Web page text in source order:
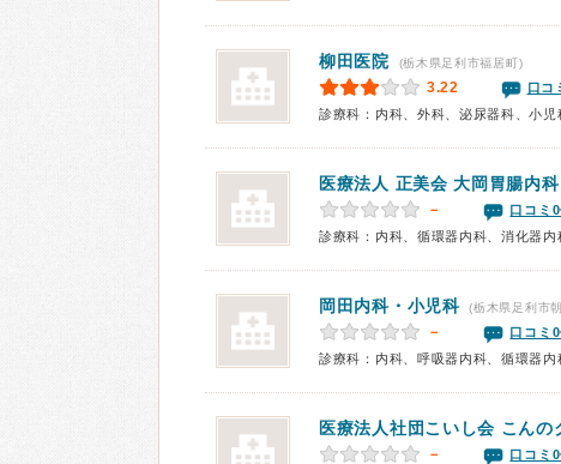
柳田医院 (栃木県足利市福居町)
3.22
口コ
診療科：内科、外科、泌尿器科、小児
医療法人 正美会 大岡胃腸内科
－
口コミ
診療科：内科、循環器内科、消化器
岡田内科・小児科 (栃木県足利市
－
口コミ
医療法人社団こいし会 こんの
－
口コミ